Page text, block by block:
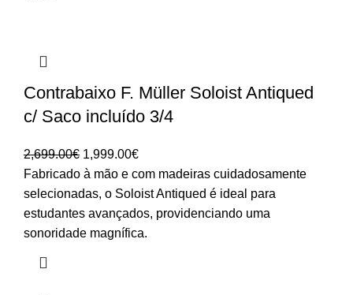
Contrabaixo F. Müller Soloist Antiqued
c/ Saco incluído 3/4
2,699.00€ O
preço
original
era:
2,699.00€.
1,999.00€O
preço
atual
é:
1,999.00€.
Fabricado à mão e com madeiras cuidadosamente
selecionadas, o Soloist Antiqued é ideal para
estudantes avançados, providenciando uma
sonoridade magnífica.